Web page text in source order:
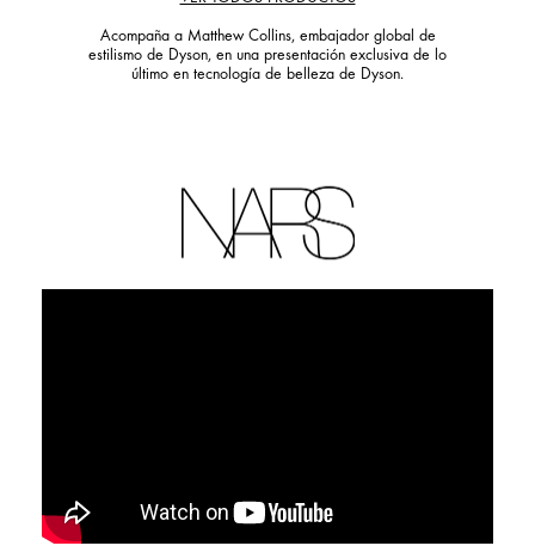
Acompaña a Matthew Collins, embajador global de
estilismo de Dyson, en una presentación exclusiva de lo
último en tecnología de belleza de Dyson.